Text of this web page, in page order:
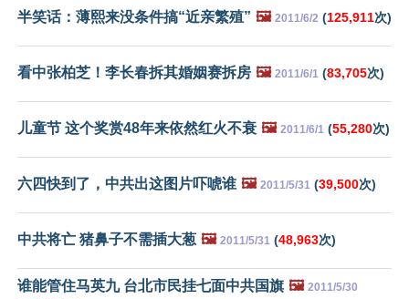
半笑话：薄熙来没条件搞“近亲繁殖” 🖼️ 2011/6/2 (125,911次)
看中张柏芝！李长春拆其婚姻赛拆房 🖼️ 2011/6/1 (83,705次)
儿童节 这个奖赏48年来依然红火不衰 🖼️ 2011/6/1 (55,280次)
六四快到了，中共出这图片吓唬谁 🖼️ 2011/5/31 (39,500次)
中共将亡 猪鼻子不需插大葱 🖼️ 2011/5/31 (48,963次)
谁能管住马英九 台北市民挂七面中共国旗 🖼️ 2011/5/30